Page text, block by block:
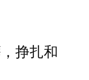
挣扎和